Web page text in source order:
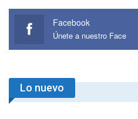
Facebook
Únete a nuestro Face
Lo nuevo